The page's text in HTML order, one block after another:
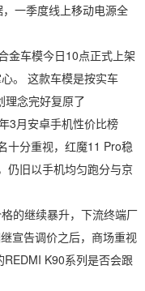
一季度线上移动电源全
车模今日10点正式上架
。 这款车模是按实车
理念完好复原了
月安卓手机性价比榜
十分重视，红魔11 Pro稳
仍旧以手机均匀跑分与京
的继续暴升，下流终端厂
宣告调价之后，商场重视
K90系列是否会跟